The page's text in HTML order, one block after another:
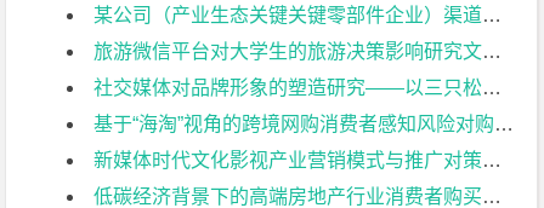
某公司（产业生态关键关键零部件企业）渠道能力建设的路径与策略研究文献综述
旅游微信平台对大学生的旅游决策影响研究文献综述
社交媒体对品牌形象的塑造研究——以三只松鼠品牌塑造为例文献综述
基于“海淘”视角的跨境网购消费者感知风险对购买意愿的影响文献综述
新媒体时代文化影视产业营销模式与推广对策研究：以漫威电影为例文献综述
低碳经济背景下的高端房地产行业消费者购买行为影响研究文献综述